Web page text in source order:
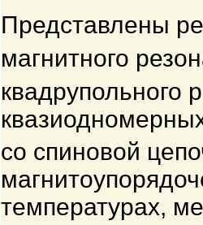
Представлены
магнитного
квадрупольного
со спиновой
температурах,